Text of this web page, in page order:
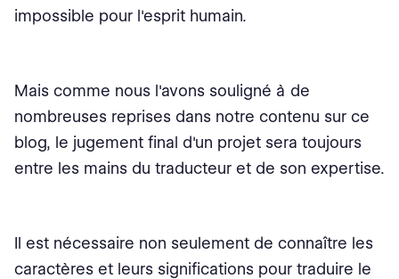
impossible pour l'esprit humain.
Mais comme nous l'avons souligné à de
nombreuses reprises dans notre contenu sur ce
blog, le jugement final d'un projet sera toujours
entre les mains du traducteur et de son expertise.
Il est nécessaire non seulement de connaître les
caractères et leurs significations pour traduire le